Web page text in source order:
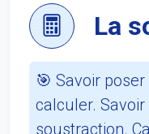
La
🎯 Savoir
calculer.
soustraction.